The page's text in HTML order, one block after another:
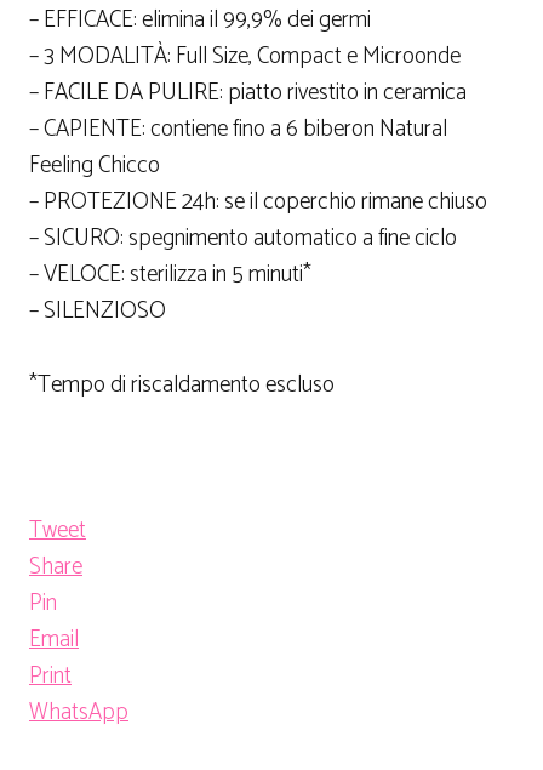
– EFFICACE: elimina il 99,9% dei germi
– 3 MODALITÀ: Full Size, Compact e Microonde
– FACILE DA PULIRE: piatto rivestito in ceramica
– CAPIENTE: contiene fino a 6 biberon Natural
Feeling Chicco
– PROTEZIONE 24h: se il coperchio rimane chiuso
– SICURO: spegnimento automatico a fine ciclo
– VELOCE: sterilizza in 5 minuti*
– SILENZIOSO
*Tempo di riscaldamento escluso
Tweet
Share
Pin
Email
Print
WhatsApp